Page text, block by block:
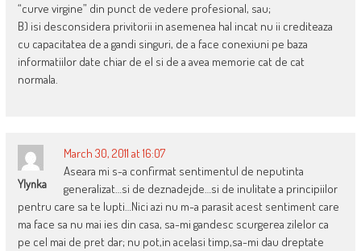
“curve virgine” din punct de vedere profesional, sau;
B) isi desconsidera privitorii in asemenea hal incat nu ii crediteaza
cu capacitatea de a gandi singuri, de a face conexiuni pe baza
informatiilor date chiar de el si de a avea memorie cat de cat
normala.
Ylynka
March 30, 2011 at 16:07
Aseara mi s-a confirmat sentimentul de neputinta
generalizat…si de deznadejde…si de inulitate a principiilor
pentru care sa te lupti…Nici azi nu m-a parasit acest sentiment care
ma face sa nu mai ies din casa, sa-mi gandesc scurgerea zilelor ca
pe cel mai de pret dar; nu pot,in acelasi timp,sa-mi dau dreptate